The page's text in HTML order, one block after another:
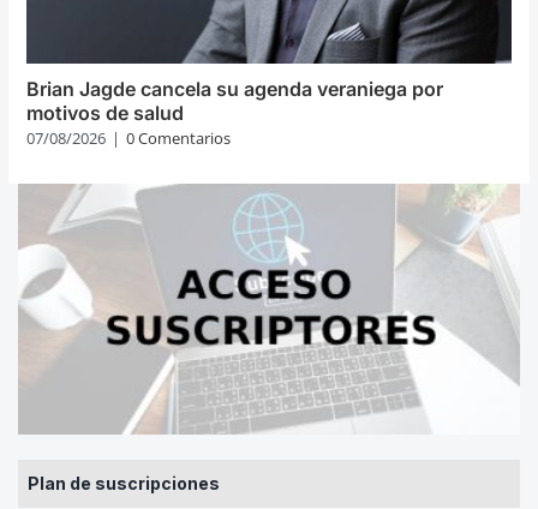
Plan de suscripciones
Brian Jagde cancela su agenda veraniega por
motivos de salud
07/08/2026 | 0 Comentarios